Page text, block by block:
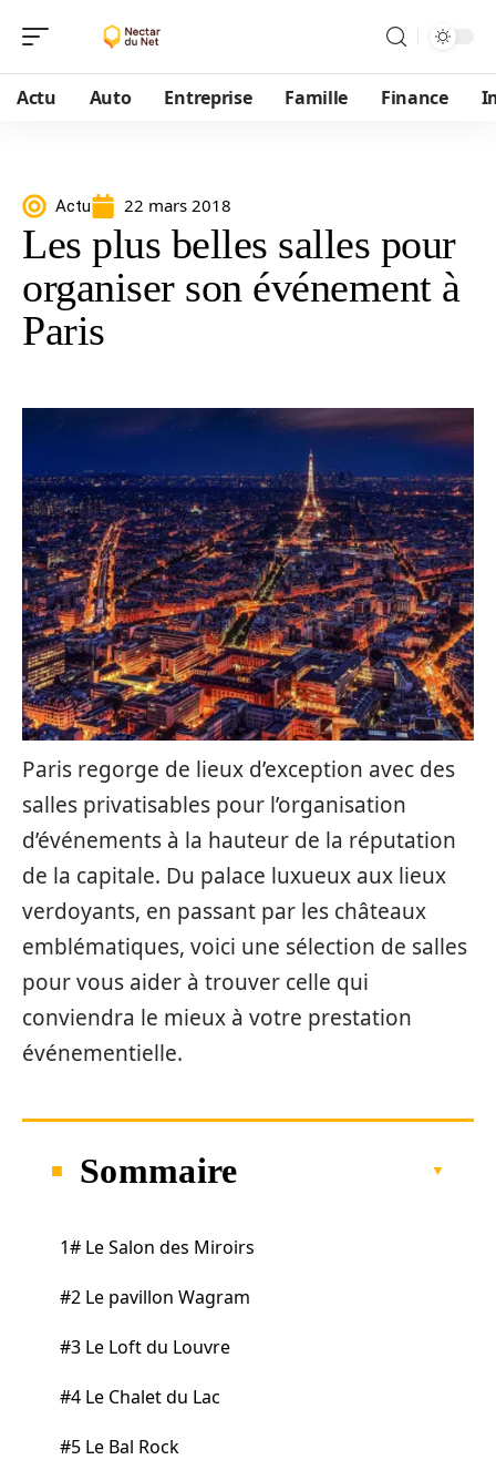
Actu Auto Entreprise Famille Finance
Actu 22 mars 2018
Les plus belles salles pour
organiser son événement à
Paris
Paris regorge de lieux d’exception avec des
salles privatisables pour l’organisation
d’événements à la hauteur de la réputation
de la capitale. Du palace luxueux aux lieux
verdoyants, en passant par les châteaux
emblématiques, voici une sélection de salles
pour vous aider à trouver celle qui
conviendra le mieux à votre prestation
événementielle.
Sommaire
1# Le Salon des Miroirs
#2 Le pavillon Wagram
#3 Le Loft du Louvre
#4 Le Chalet du Lac
#5 Le Bal Rock